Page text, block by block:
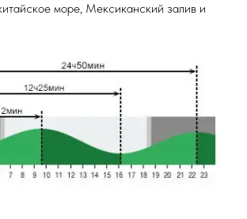
море, Мексиканский залив и